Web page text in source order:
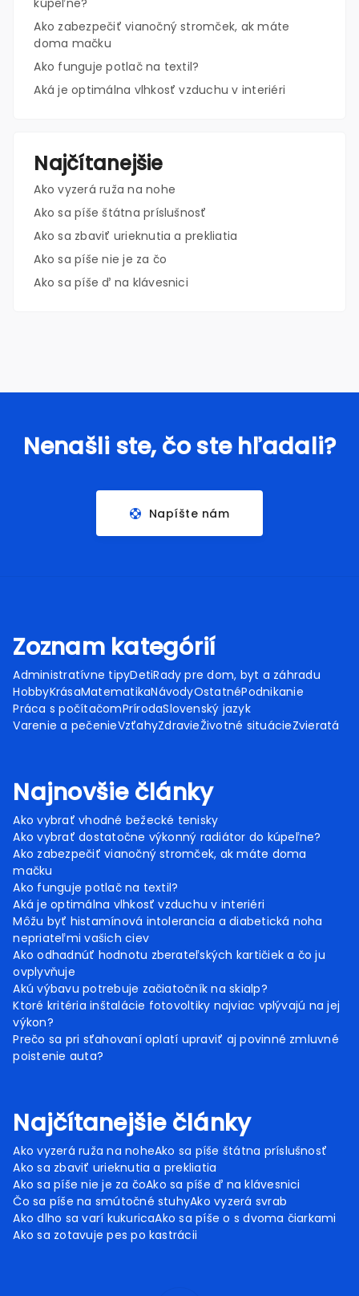
kúpeľne?
Ako zabezpečiť vianočný stromček, ak máte
doma mačku
Ako funguje potlač na textil?
Aká je optimálna vlhkosť vzduchu v interiéri
Najčítanejšie
Ako vyzerá ruža na nohe
Ako sa píše štátna príslušnosť
Ako sa zbaviť urieknutia a prekliatia
Ako sa píše nie je za čo
Ako sa píše ď na klávesnici
Nenašli ste, čo ste hľadali?
Napíšte nám
Zoznam kategórií
Administratívne tipyDetiRady pre dom, byt a záhradu
HobbyKrásaMatematikaNávodyOstatnéPodnikanie
Práca s počítačomPrírodaSlovenský jazyk
Varenie a pečenieVzťahyZdravieŽivotné situácieZvieratá
Najnovšie články
Ako vybrať vhodné bežecké tenisky
Ako vybrať dostatočne výkonný radiátor do kúpeľne?
Ako zabezpečiť vianočný stromček, ak máte doma
mačku
Ako funguje potlač na textil?
Aká je optimálna vlhkosť vzduchu v interiéri
Môžu byť histamínová intolerancia a diabetická noha
nepriateľmi vašich ciev
Ako odhadnúť hodnotu zberateľských kartičiek a čo ju
ovplyvňuje
Akú výbavu potrebuje začiatočník na skialp?
Ktoré kritéria inštalácie fotovoltiky najviac vplývajú na jej
výkon?
Prečo sa pri sťahovaní oplatí upraviť aj povinné zmluvné
poistenie auta?
Najčítanejšie články
Ako vyzerá ruža na noheAko sa píše štátna príslušnosť
Ako sa zbaviť urieknutia a prekliatia
Ako sa píše nie je za čoAko sa píše ď na klávesnici
Čo sa píše na smútočné stuhyAko vyzerá svrab
Ako dlho sa varí kukuricaAko sa píše o s dvoma čiarkami
Ako sa zotavuje pes po kastrácii